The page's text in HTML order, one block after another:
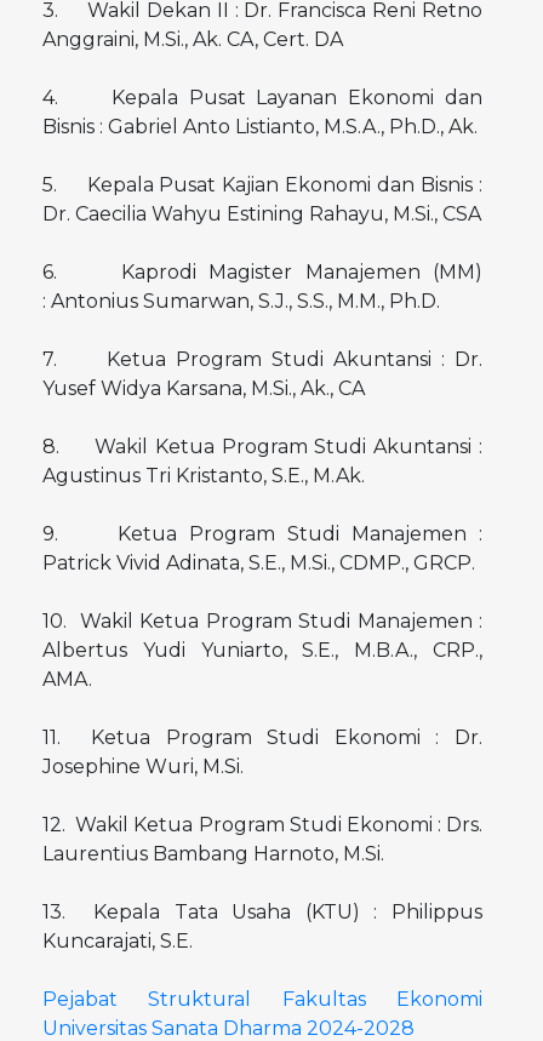
3. Wakil Dekan II : Dr. Francisca Reni Retno
Anggraini, M.Si., Ak. CA, Cert. DA
4. Kepala Pusat Layanan Ekonomi dan
Bisnis : Gabriel Anto Listianto, M.S.A., Ph.D., Ak.
5. Kepala Pusat Kajian Ekonomi dan Bisnis :
Dr. Caecilia Wahyu Estining Rahayu, M.Si., CSA
6. Kaprodi Magister Manajemen (MM)
: Antonius Sumarwan, S.J., S.S., M.M., Ph.D.
7. Ketua Program Studi Akuntansi : Dr.
Yusef Widya Karsana, M.Si., Ak., CA
8. Wakil Ketua Program Studi Akuntansi :
Agustinus Tri Kristanto, S.E., M.Ak.
9. Ketua Program Studi Manajemen :
Patrick Vivid Adinata, S.E., M.Si., CDMP., GRCP.
10. Wakil Ketua Program Studi Manajemen :
Albertus Yudi Yuniarto, S.E., M.B.A., CRP.,
AMA.
11. Ketua Program Studi Ekonomi : Dr.
Josephine Wuri, M.Si.
12. Wakil Ketua Program Studi Ekonomi : Drs.
Laurentius Bambang Harnoto, M.Si.
13. Kepala Tata Usaha (KTU) : Philippus
Kuncarajati, S.E.
Pejabat Struktural Fakultas Ekonomi
Universitas Sanata Dharma 2024-2028